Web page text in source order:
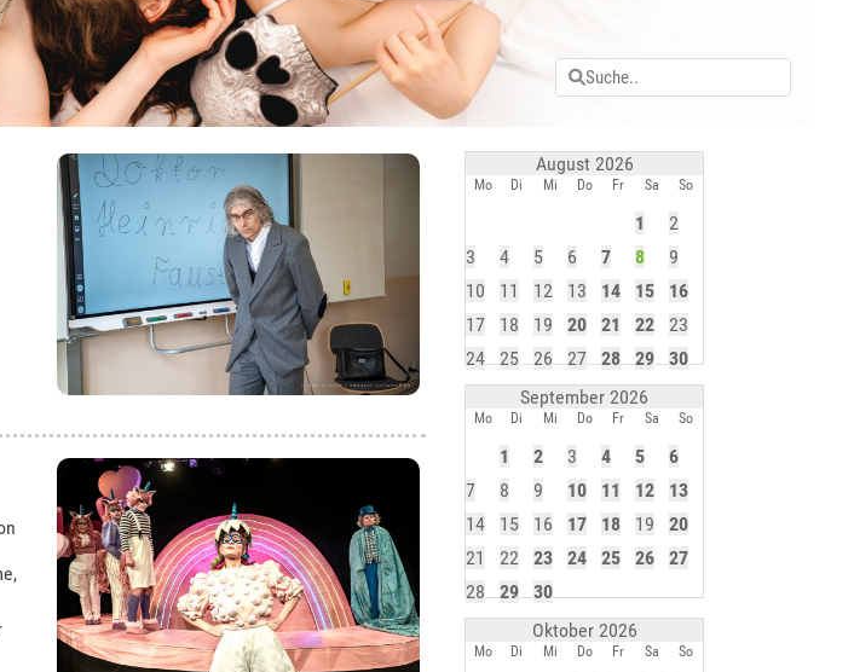
August 2026
Mo Di Mi Do Fr Sa So
1
2
3
4 5 6 7 8
9
10
11 12 13 14 15
16
17
18 19 20 21 22
23
24
25 26 27 28 29
30
September 2026
Mo Di Mi Do Fr Sa So
1 2 3 4 5
6
7
8 9 10 11 12
13
14
15 16 17 18 19
20
21
22 23 24 25 26
27
28
29
30
Oktober 2026
Mo Di Mi Do Fr Sa So